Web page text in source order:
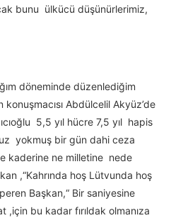
bunu ülkücü düşünürlerimiz,
döneminde düzenlediğim
konuşmacısı Abdülcelil Akyüz’de
5,5 yıl hücre 7,5 yıl hapis
yokmuş bir gün dahi ceza
kaderine ne milletine nede
,“Kahrında hoş Lütvunda hoş
Başkan,“ Bir saniyesine
,için bu kadar fırıldak olmanıza